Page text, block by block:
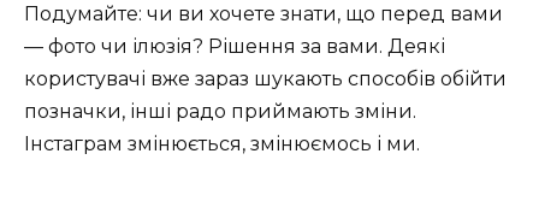
Подумайте: чи ви хочете знати, що перед вами
— фото чи ілюзія? Рішення за вами. Деякі
користувачі вже зараз шукають способів обійти
позначки, інші радо приймають зміни.
Інстаграм змінюється, змінюємось і ми.